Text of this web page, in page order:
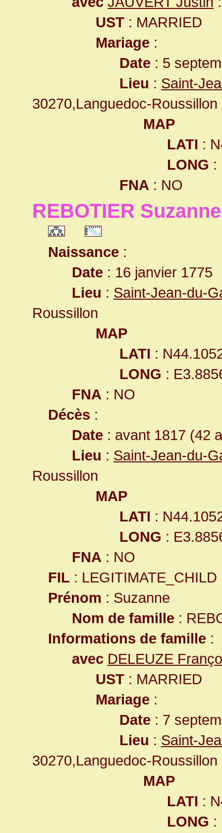
UST : MARRIED
Mariage :
Date : 5
Lieu : Saint-
30270,Languedoc-Roussillon
MAP
LATI :
LONG :
FNA : NO
REBOTIER Suzanne
Naissance :
Date : 16 janvier 1775
Lieu : Saint-Jean-du-
Roussillon
MAP
LATI :
LONG :
FNA : NO
Décès :
Date : avant 1817 (42
Lieu : Saint-Jean-du-
Roussillon
MAP
LATI :
LONG :
FNA : NO
FIL : LEGITIMATE_CHILD
Prénom : Suzanne
Nom de famille :
Informations de famille :
avec DELEUZE
UST : MARRIED
Mariage :
Date : 7
Lieu : Saint-
30270,Languedoc-Roussillon
MAP
LATI :
LONG :